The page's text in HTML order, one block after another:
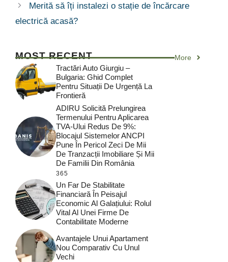
Merită să îți instalezi o stație de încărcare
electrică acasă?
MOST RECENT More
Tractări Auto Giurgiu –
Bulgaria: Ghid Complet
Pentru Situații De Urgență La
Frontieră
ADIRU Solicită Prelungirea
Termenului Pentru Aplicarea
TVA-Ului Redus De 9%:
Blocajul Sistemelor ANCPI
Pune În Pericol Zeci De Mii
De Tranzacții Imobiliare Și Mii
De Familii Din România
365
Un Far De Stabilitate
Financiară În Peisajul
Economic Al Galațiului: Rolul
Vital Al Unei Firme De
Contabilitate Moderne
Avantajele Unui Apartament
Nou Comparativ Cu Unul
Vechi